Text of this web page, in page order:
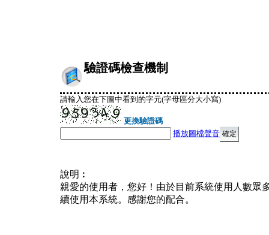
驗證碼檢查機制
請輸入您在下圖中看到的字元(字母區分大小寫)
更換驗證碼
播放圖檔聲音
說明︰
親愛的使用者，您好！由於目前系統使用人數眾
續使用本系統。感謝您的配合。